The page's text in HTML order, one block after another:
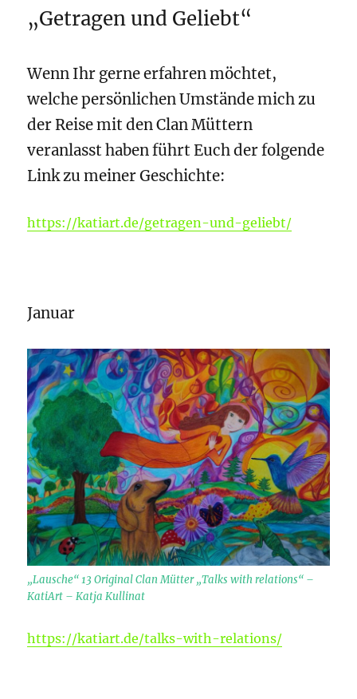
„Getragen und Geliebt“
Wenn Ihr gerne erfahren möchtet,
welche persönlichen Umstände mich zu
der Reise mit den Clan Müttern
veranlasst haben führt Euch der folgende
Link zu meiner Geschichte:
https://katiart.de/getragen-und-geliebt/
Januar
„Lausche“ 13 Original Clan Mütter „Talks with relations“ –
KatiArt – Katja Kullinat
https://katiart.de/talks-with-relations/